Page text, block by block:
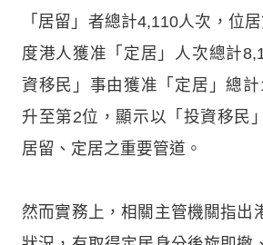
「居留」者總計4,110人次，位
度港人獲准「定居」人次總計
資移民」事由獲准「定居」總
升至第2位，顯示以「投資移民
居留、定居之重要管道。
然而實務上，相關主管機關指出